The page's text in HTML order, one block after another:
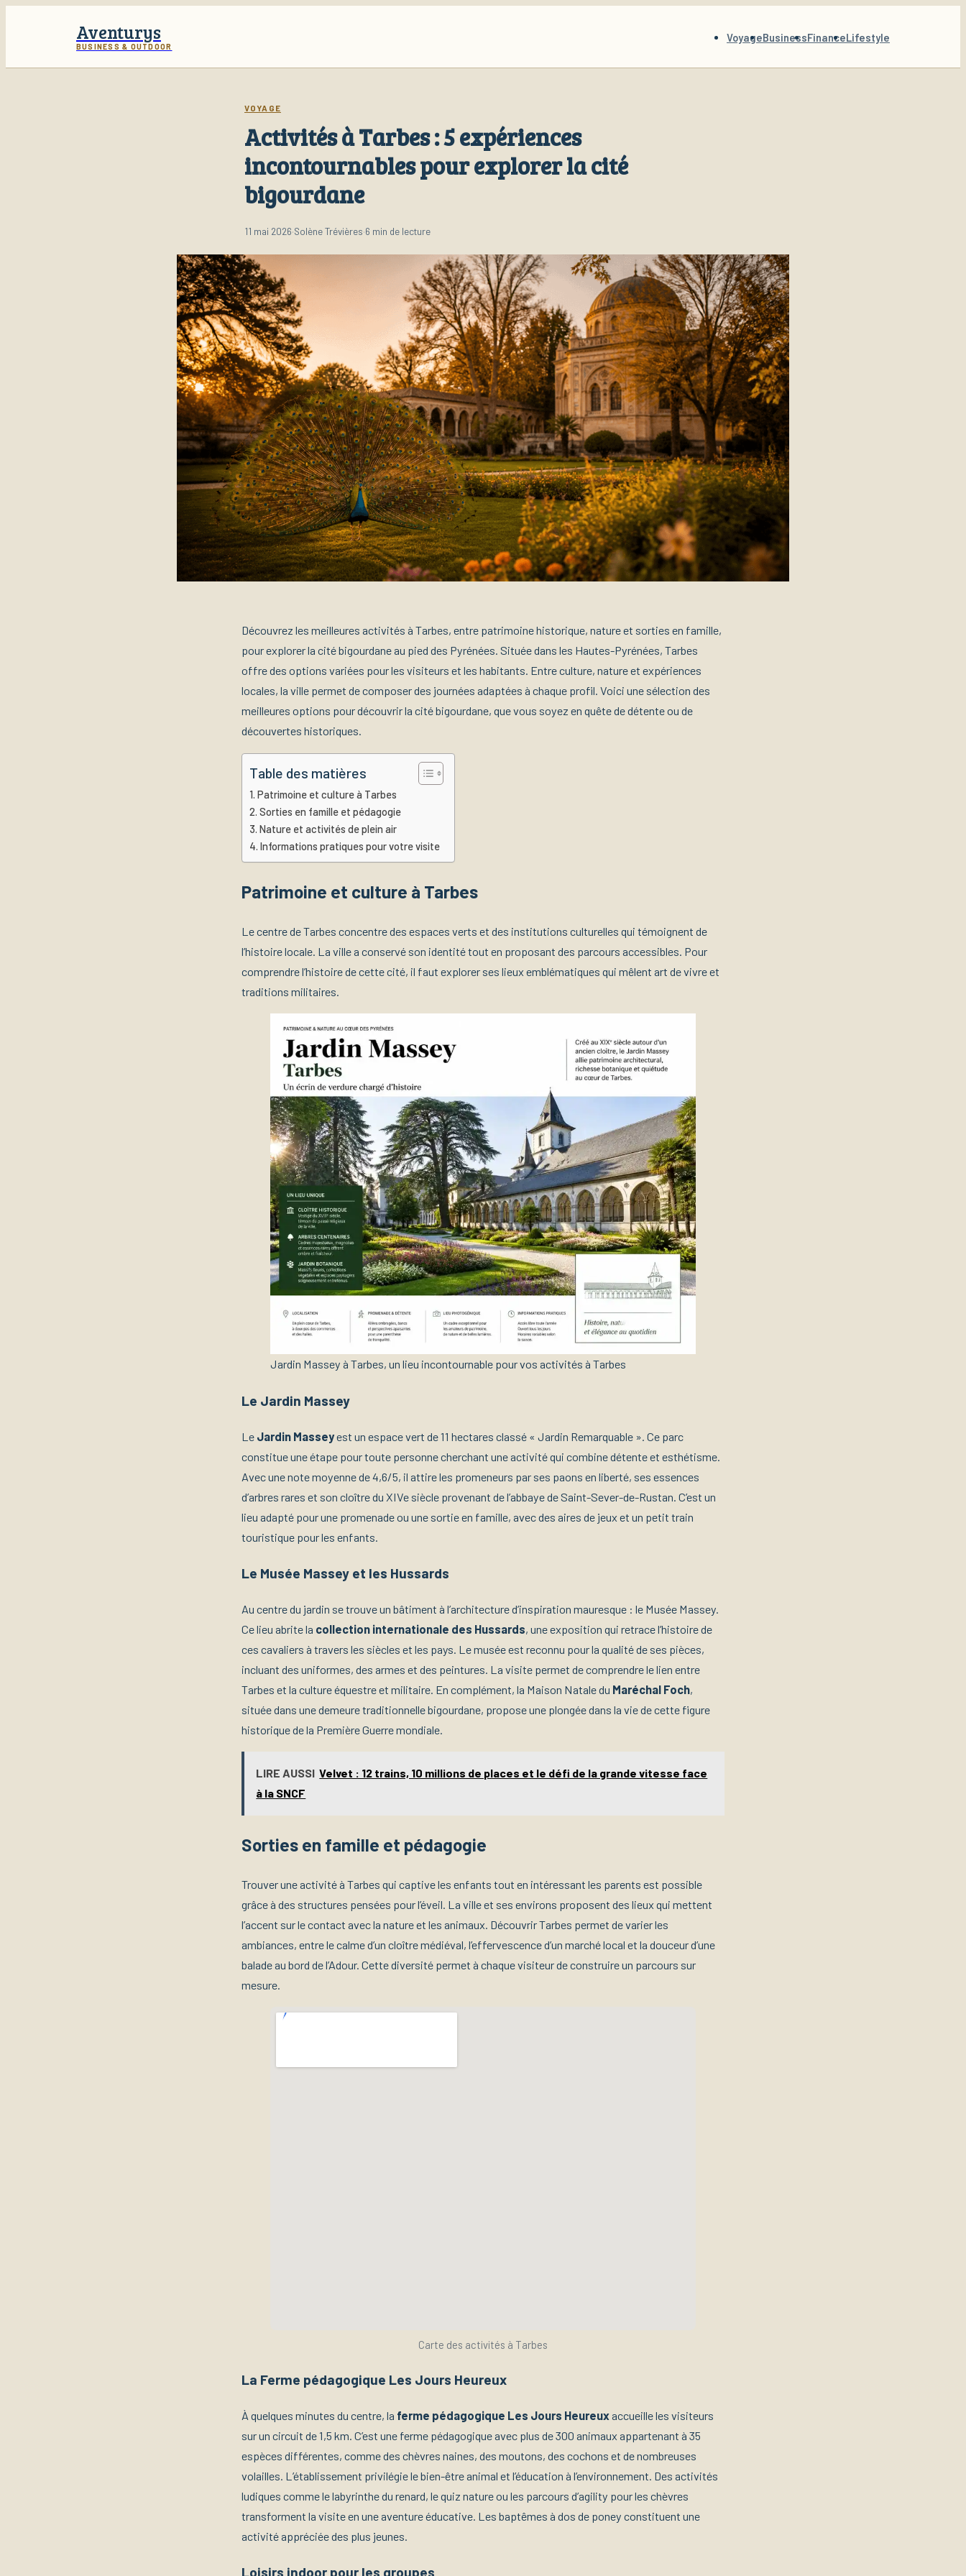
Aventurys
BUSINESS & OUTDOOR
VoyageBusinessFinanceLifestyle
VOYAGE
Activités à Tarbes : 5 expériences
incontournables pour explorer la cité
bigourdane
11 mai 2026·Solène Trévières·6 min de lecture
Découvrez les meilleures activités à Tarbes, entre patrimoine historique, nature et sorties en famille,
pour explorer la cité bigourdane au pied des Pyrénées. Située dans les Hautes-Pyrénées, Tarbes
offre des options variées pour les visiteurs et les habitants. Entre culture, nature et expériences
locales, la ville permet de composer des journées adaptées à chaque profil. Voici une sélection des
meilleures options pour découvrir la cité bigourdane, que vous soyez en quête de détente ou de
découvertes historiques.
Table des matières
Patrimoine et culture à Tarbes
Sorties en famille et pédagogie
Nature et activités de plein air
Informations pratiques pour votre visite
Patrimoine et culture à Tarbes
Le centre de Tarbes concentre des espaces verts et des institutions culturelles qui témoignent de
l’histoire locale. La ville a conservé son identité tout en proposant des parcours accessibles. Pour
comprendre l’histoire de cette cité, il faut explorer ses lieux emblématiques qui mêlent art de vivre et
traditions militaires.
Jardin Massey à Tarbes, un lieu incontournable pour vos activités à Tarbes
Le Jardin Massey
Le Jardin Masseyest un espace vert de 11 hectares classé « Jardin Remarquable ». Ce parc
constitue une étape pour toute personne cherchant une activité qui combine détente et esthétisme.
Avec une note moyenne de 4,6/5, il attire les promeneurs par ses paons en liberté, ses essences
d’arbres rares et son cloître du XIVe siècle provenant de l’abbaye de Saint-Sever-de-Rustan. C’est un
lieu adapté pour une promenade ou une sortie en famille, avec des aires de jeux et un petit train
touristique pour les enfants.
Le Musée Massey et les Hussards
Au centre du jardin se trouve un bâtiment à l’architecture d’inspiration mauresque : le Musée Massey.
Ce lieu abrite la collection internationale des Hussards, une exposition qui retrace l’histoire de
ces cavaliers à travers les siècles et les pays. Le musée est reconnu pour la qualité de ses pièces,
incluant des uniformes, des armes et des peintures. La visite permet de comprendre le lien entre
Tarbes et la culture équestre et militaire. En complément, la Maison Natale du Maréchal Foch,
située dans une demeure traditionnelle bigourdane, propose une plongée dans la vie de cette figure
historique de la Première Guerre mondiale.
LIRE AUSSI Velvet : 12 trains, 10 millions de places et le défi de la grande vitesse face
à la SNCF
Sorties en famille et pédagogie
Trouver une activité à Tarbes qui captive les enfants tout en intéressant les parents est possible
grâce à des structures pensées pour l’éveil. La ville et ses environs proposent des lieux qui mettent
l’accent sur le contact avec la nature et les animaux. Découvrir Tarbes permet de varier les
ambiances, entre le calme d’un cloître médiéval, l’effervescence d’un marché local et la douceur d’une
balade au bord de l’Adour. Cette diversité permet à chaque visiteur de construire un parcours sur
mesure.
Carte des activités à Tarbes
La Ferme pédagogique Les Jours Heureux
À quelques minutes du centre, la ferme pédagogique Les Jours Heureuxaccueille les visiteurs
sur un circuit de 1,5 km. C’est une ferme pédagogique avec plus de 300 animaux appartenant à 35
espèces différentes, comme des chèvres naines, des moutons, des cochons et de nombreuses
volailles. L’établissement privilégie le bien-être animal et l’éducation à l’environnement. Des activités
ludiques comme le labyrinthe du renard, le quiz nature ou les parcours d’agility pour les chèvres
transforment la visite en une aventure éducative. Les baptêmes à dos de poney constituent une
activité appréciée des plus jeunes.
Loisirs indoor pour les groupes